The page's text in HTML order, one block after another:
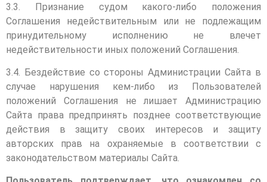
3.3. Признание судом какого-либо положения
Соглашения недействительным или не подлежащим
принудительному исполнению не влечет
недействительности иных положений Соглашения.
3.4. Бездействие со стороны Администрации Сайта в
случае нарушения кем-либо из Пользователей
положений Соглашения не лишает Администрацию
Сайта права предпринять позднее соответствующие
действия в защиту своих интересов и защиту
авторских прав на охраняемые в соответствии с
законодательством материалы Сайта.